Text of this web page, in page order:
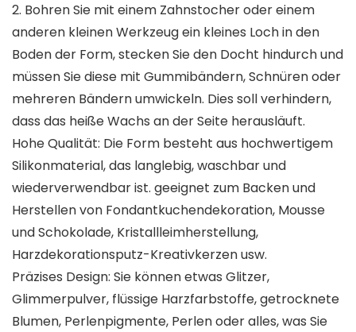
2. Bohren Sie mit einem Zahnstocher oder einem
anderen kleinen Werkzeug ein kleines Loch in den
Boden der Form, stecken Sie den Docht hindurch und
müssen Sie diese mit Gummibändern, Schnüren oder
mehreren Bändern umwickeln. Dies soll verhindern,
dass das heiße Wachs an der Seite herausläuft.
Hohe Qualität: Die Form besteht aus hochwertigem
Silikonmaterial, das langlebig, waschbar und
wiederverwendbar ist. geeignet zum Backen und
Herstellen von Fondantkuchendekoration, Mousse
und Schokolade, Kristallleimherstellung,
Harzdekorationsputz-Kreativkerzen usw.
Präzises Design: Sie können etwas Glitzer,
Glimmerpulver, flüssige Harzfarbstoffe, getrocknete
Blumen, Perlenpigmente, Perlen oder alles, was Sie